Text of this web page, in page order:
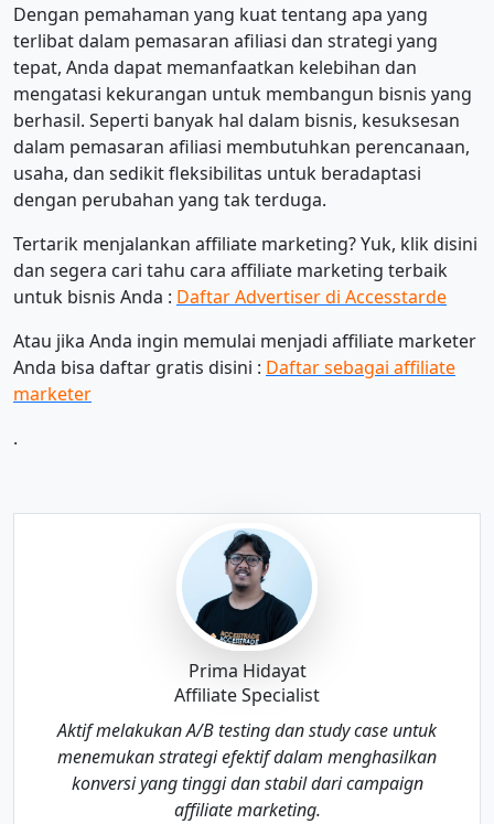
Dengan pemahaman yang kuat tentang apa yang
terlibat dalam pemasaran afiliasi dan strategi yang
tepat, Anda dapat memanfaatkan kelebihan dan
mengatasi kekurangan untuk membangun bisnis yang
berhasil. Seperti banyak hal dalam bisnis, kesuksesan
dalam pemasaran afiliasi membutuhkan perencanaan,
usaha, dan sedikit fleksibilitas untuk beradaptasi
dengan perubahan yang tak terduga.
Tertarik menjalankan affiliate marketing? Yuk, klik disini
dan segera cari tahu cara affiliate marketing terbaik
untuk bisnis Anda : Daftar Advertiser di Accesstarde
Atau jika Anda ingin memulai menjadi affiliate marketer
Anda bisa daftar gratis disini : Daftar sebagai affiliate
marketer
.
Prima Hidayat
Affiliate Specialist
Aktif melakukan A/B testing dan study case untuk
menemukan strategi efektif dalam menghasilkan
konversi yang tinggi dan stabil dari campaign
affiliate marketing.